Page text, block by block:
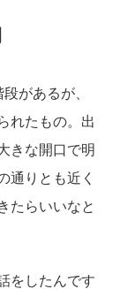
があるが、
れたもの。出
きな開口で明
通りとも近く
たらいいなと
をしたんです